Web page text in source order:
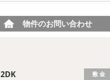
物件のお問い合わせ
2DK 敷 金